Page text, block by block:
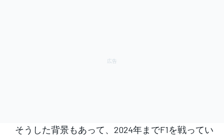
そうした背景もあって、2024年までF1を戦ってい